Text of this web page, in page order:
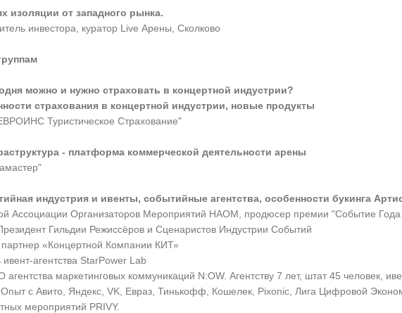
изоляции от западного рынка.
инвестора, куратор Live Арены, Сколково
можно и нужно страховать в концертной индустрии?
страхования в концертной индустрии, новые продукты
Туристическое Страхование"
- платформа коммерческой деятельности арены
индустрия и ивенты, событийные агентства, особенности букинга
Ассоциации Организаторов Мероприятий НАОМ, продюсер премии "Событие Года
Гильдии Режиссёров и Сценаристов Индустрии Событий
«Концертной Компании КИТ»
агентства StarPower Lab
маркетинговых коммуникаций N:OW. Агентству 7 лет, штат 45 человек,
c Авито, Яндекс, VK, Евраз, Тинькофф, Кошелек, Pixonic, Лига Цифровой
мероприятий PRIVY.